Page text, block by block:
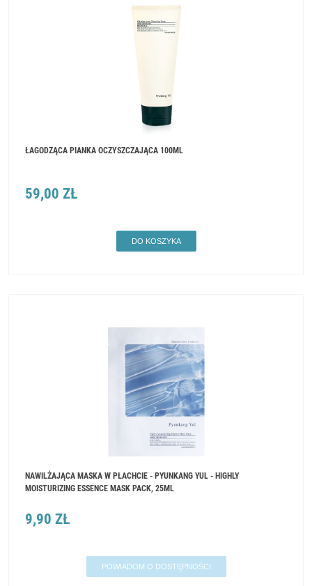
ŁAGODZĄCA PIANKA OCZYSZCZAJĄCA 100ML
59,00 ZŁ
DO KOSZYKA
NAWILŻAJĄCA MASKA W PŁACHCIE - PYUNKANG YUL - HIGHLY
MOISTURIZING ESSENCE MASK PACK, 25ML
9,90 ZŁ
POWIADOM O DOSTĘPNOŚCI